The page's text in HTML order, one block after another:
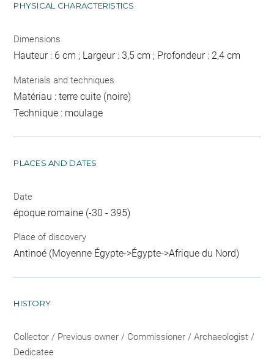
PHYSICAL CHARACTERISTICS
Dimensions
Hauteur : 6 cm ; Largeur : 3,5 cm ; Profondeur : 2,4 cm
Materials and techniques
Matériau : terre cuite (noire)
Technique : moulage
PLACES AND DATES
Date
époque romaine (-30 - 395)
Place of discovery
Antinoé (Moyenne Égypte->Égypte->Afrique du Nord)
HISTORY
Collector / Previous owner / Commissioner / Archaeologist /
Dedicatee